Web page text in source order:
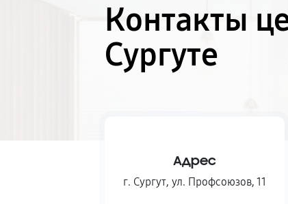
Контакты
Сургуте
Адрес
г. Сургут,ул. Профсоюзов, 11